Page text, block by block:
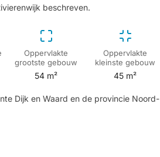
beschreven.
Oppervlakte
grootste gebouw
54 m²
Oppervlakte
kleinste gebouw
45 m²
Dijk en Waard en de provincie Noord-